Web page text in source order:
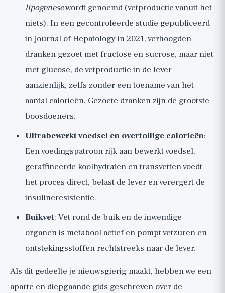
lipogenesewordt genoemd (vetproductie vanuit het
niets). In een gecontroleerde studie gepubliceerd
in Journal of Hepatology in 2021, verhoogden
dranken gezoet met fructose en sucrose, maar niet
met glucose, de vetproductie in de lever
aanzienlijk, zelfs zonder een toename van het
aantal calorieën. Gezoete dranken zijn de grootste
boosdoeners.
Ultrabewerkt voedsel en overtollige calorieën:
Een voedingspatroon rijk aan bewerkt voedsel,
geraffineerde koolhydraten en transvetten voedt
het proces direct, belast de lever en verergert de
insulineresistentie.
Buikvet: Vet rond de buik en de inwendige
organen is metabool actief en pompt vetzuren en
ontstekingsstoffen rechtstreeks naar de lever.
Als dit gedeelte je nieuwsgierig maakt, hebben we een
aparte en diepgaande gids geschreven over de